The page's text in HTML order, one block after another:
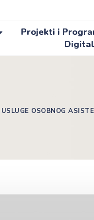
Projekti i
OSOBNOG